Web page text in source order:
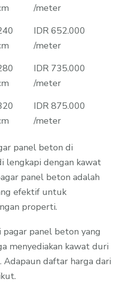
/meter
IDR 652.000
/meter
IDR 735.000
/meter
IDR 875.000
/meter
panel beton di
lengkapi dengan kawat
panel beton adalah
efektif untuk
properti.
panel beton yang
menyediakan kawat duri
Adapaun daftar harga dari